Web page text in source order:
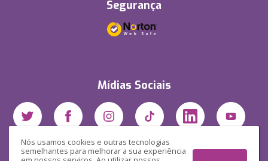
Nós usamos cookies e outras tecnologias
semelhantes para melhorar a sua experiência
Segurança
Mídias Sociais